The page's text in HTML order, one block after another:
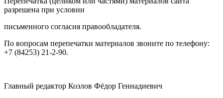
разрешена при условии
письменного согласия правообладателя.
По вопросам перепечатки материалов звоните по телефону:
+7 (84253) 21-2-90.
Главный редактор Козлов Фёдор Геннадиевич